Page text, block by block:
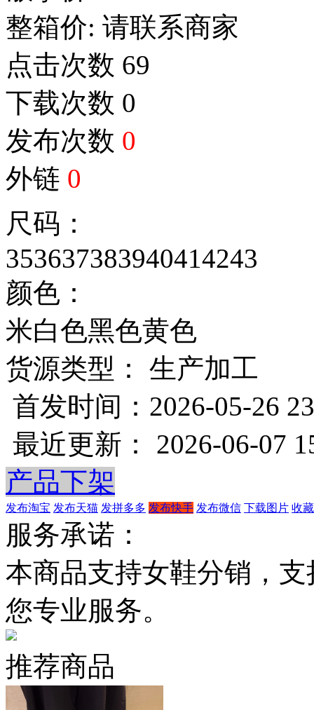
整箱价: 请联系商家
点击次数 69
下载次数 0
发布次数 0
外链 0
尺码：
353637383940414243
颜色：
米白色黑色黄色
货源类型： 生产加工
首发时间：2026-05-26
最近更新： 2026-06-07
产品下架
发布淘宝 发布天猫 发拼多多 发布快手 发布微信 下载图片 收
服务承诺：
本商品支持女鞋分销，
您专业服务。
推荐商品